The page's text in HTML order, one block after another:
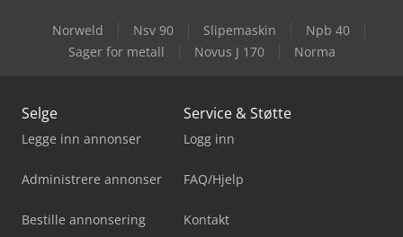
Norweld Nsv 90 Slipemaskin
Npb 40
Sager for metall
Novus J 170 Norma
Selge
Legge inn annonser
Administrere annonser
Bestille annonsering
Service & Støtte
Logg inn
FAQ/Hjelp
Kontakt